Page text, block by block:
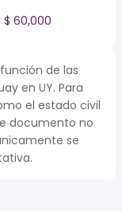
$ 60,000
de las
en UY. Para
el estado civil
documento no
se